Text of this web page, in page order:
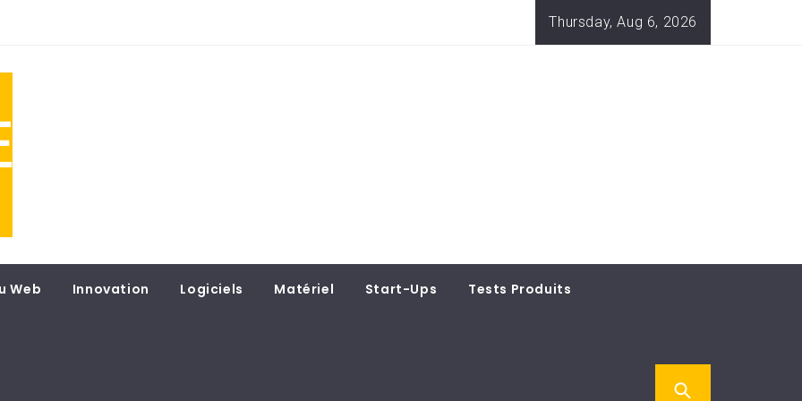
Thursday, Aug 6, 2026
Web Innovation Logiciels Matériel Start-Ups Tests Produits